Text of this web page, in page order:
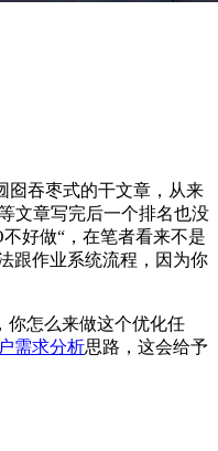
囵吞枣式的干文章，从来
文章写完后一个排名也没
好做“，在笔者看来不是
跟作业系统流程，因为你
你怎么来做这个优化任
需求分析思路，这会给予